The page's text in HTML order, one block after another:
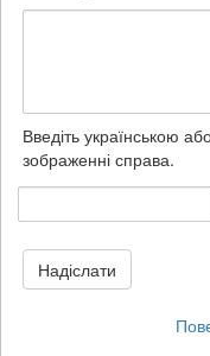
Введіть українською
зображенні справа.
Надіслати